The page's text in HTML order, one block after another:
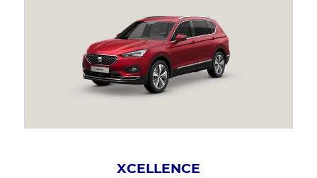
XCELLENCE